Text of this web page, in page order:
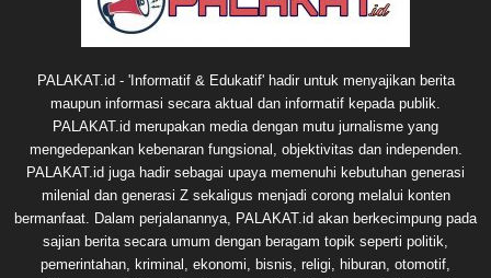
PALAKAT.id - 'Informatif & Edukatif' hadir untuk menyajikan berita
maupun informasi secara aktual dan informatif kepada publik.
PALAKAT.id merupakan media dengan mutu jurnalisme yang
mengedepankan kebenaran fungsional, objektivitas dan independen.
PALAKAT.id juga hadir sebagai upaya memenuhi kebutuhan generasi
milenial dan generasi Z sekaligus menjadi corong melalui konten
bermanfaat. Dalam perjalanannya, PALAKAT.id akan berkecimpung pada
sajian berita secara umum dengan beragam topik seperti politik,
pemerintahan, kriminal, ekonomi, bisnis, religi, hiburan, otomotif,